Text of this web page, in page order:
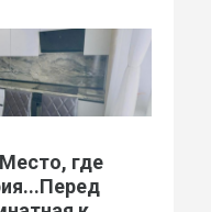
где